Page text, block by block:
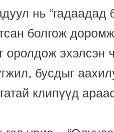
нь “гадаадад
болгож
оролдож
бусдыг
клипүүд